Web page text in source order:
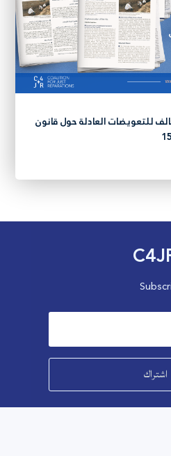
للتعويضات العادلة حول قانون
اشتراك